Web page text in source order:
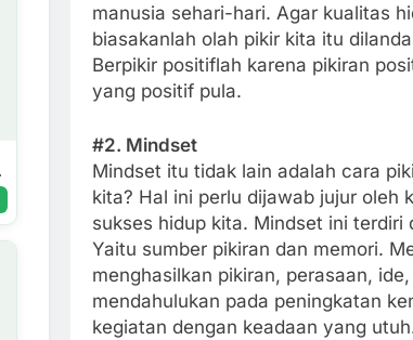
manusia sehari-hari. Agar kualitas
biasakanlah olah pikir kita itu
Berpikir positiflah karena pikiran
yang positif pula.
#2. Mindset
Mindset itu tidak lain adalah cara
kita? Hal ini perlu dijawab jujur oleh
sukses hidup kita. Mindset ini terdiri
Yaitu sumber pikiran dan memori.
menghasilkan pikiran, perasaan,
mendahulukan pada peningkatan
kegiatan dengan keadaan yang